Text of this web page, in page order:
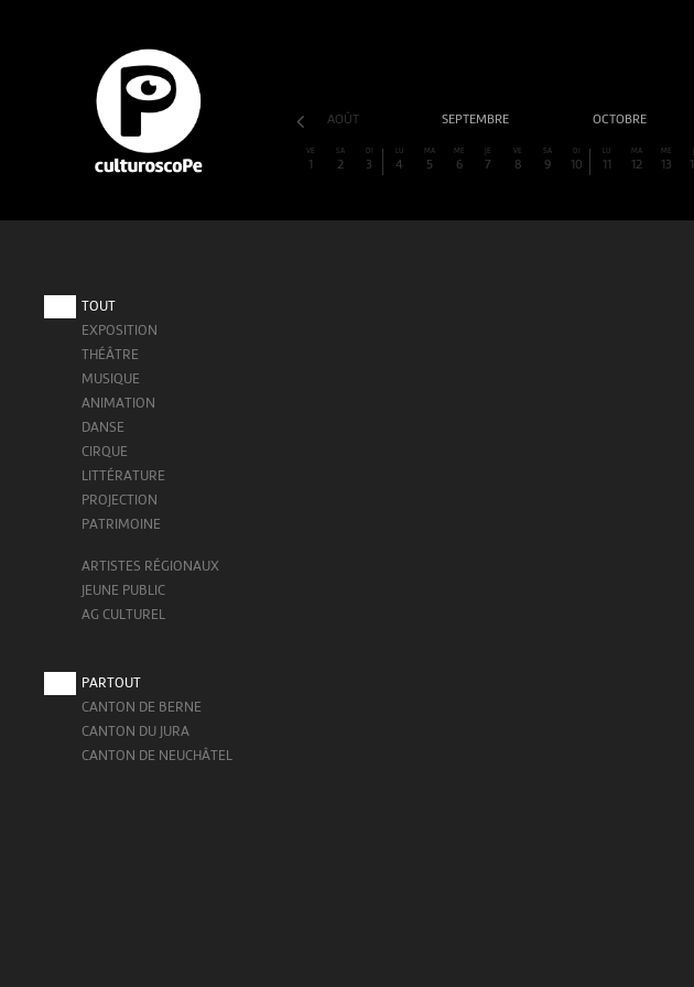
AOÛT SEPTEMBRE OCTOBRE
VE
1
SA
2
DI
3
LU
4
MA
5
ME
6
JE
7
VE
8
SA
9
DI
10
LU
11
MA
12
ME
13
TOUT
EXPOSITION
THÉÂTRE
MUSIQUE
ANIMATION
DANSE
CIRQUE
LITTÉRATURE
PROJECTION
PATRIMOINE
ARTISTES RÉGIONAUX
JEUNE PUBLIC
AG CULTUREL
PARTOUT
CANTON DE BERNE
CANTON DU JURA
CANTON DE NEUCHÂTEL